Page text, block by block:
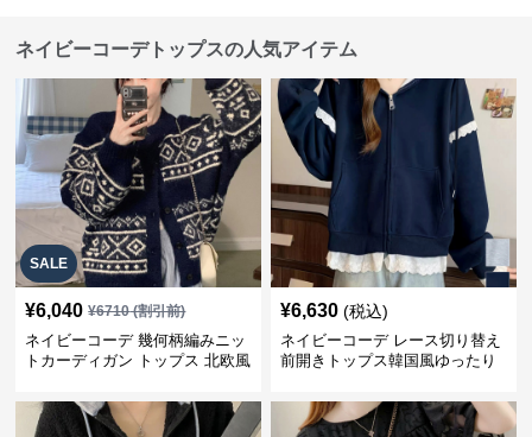
ネイビーコーデトップスの人気アイテム
SALE
¥6,040 ¥6710(割引前)
ネイビーコーデ 幾何柄編みニッ
トカーディガン トップス 北欧風
¥6,630 (税込)
ネイビーコーデ レース切り替え
前開きトップス韓国風ゆったり